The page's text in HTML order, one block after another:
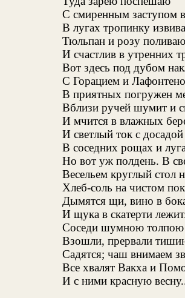
С смиренным заступом
В лугах тропинку
Тюльпан и розу
И счастлив в утренних
Вот здесь под дубом
С Горацием и
В приятных погружен
Вблизи ручей шумит и
И мчится в влажных
И светлый ток с
В соседних рощах и
Но вот уж полдень. В
Весельем круглый стол
Хлеб-соль на чистом
Дымятся щи, вино в
И щука в скатерти
Соседи шумною толпою
Взошли, прервали
Садятся; чаш внимаем
Все хвалят Вакха и
И с ними красную